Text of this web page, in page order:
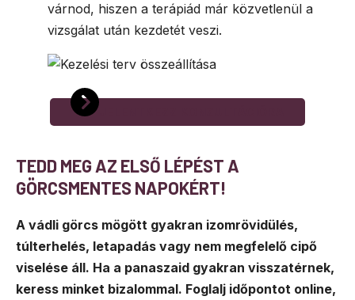
várnod, hiszen a terápiád már közvetlenül a
vizsgálat után kezdetét veszi.
TEDD MEG AZ ELSŐ LÉPÉST A
GÖRCSMENTES NAPOKÉRT!
A vádli görcs mögött gyakran izomrövidülés,
túlterhelés, letapadás vagy nem megfelelő cipő
viselése áll. Ha a panaszaid gyakran visszatérnek,
keress minket bizalommal. Foglalj időpontot online,